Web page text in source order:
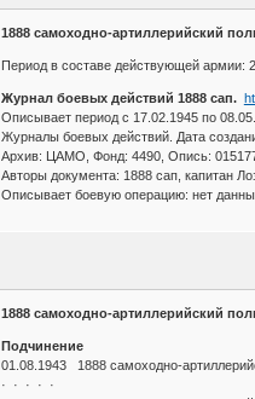
1888 самоходно-артиллерийский
Период в составе действующей
Журнал боевых действий 1888 сап.
Описывает период с 17.02.1945 по
Журналы боевых действий. Дата
Архив: ЦАМО, Фонд: 4490, Опись:
Авторы документа: 1888 сап, капитан
Описывает боевую операцию: нет
1888 самоходно-артиллерийский
Подчинение
01.08.1943 1888 самоходно-
· · · · ·